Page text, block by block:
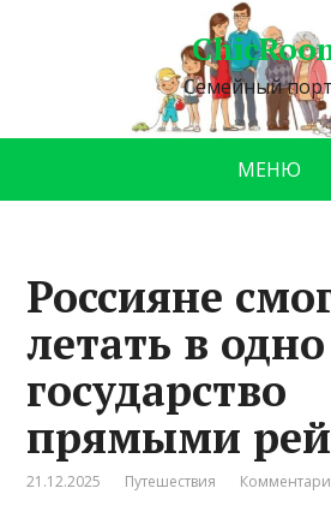
Семейный
МЕНЮ
Россияне
летать в одно
государство
прямыми
21.12.2025 Путешествия